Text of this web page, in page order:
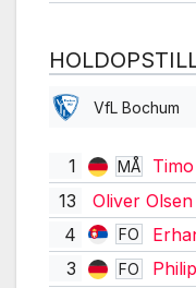
VfL Bochum
1 MÅ
13
Oliver Olsen
4
FO
3 FO